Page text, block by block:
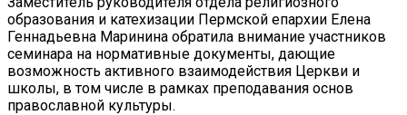
образования и катехизации Пермской епархии Елена
Геннадьевна Маринина обратила внимание участников
семинара на нормативные документы, дающие
возможность активного взаимодействия Церкви и
школы, в том числе в рамках преподавания основ
православной культуры.